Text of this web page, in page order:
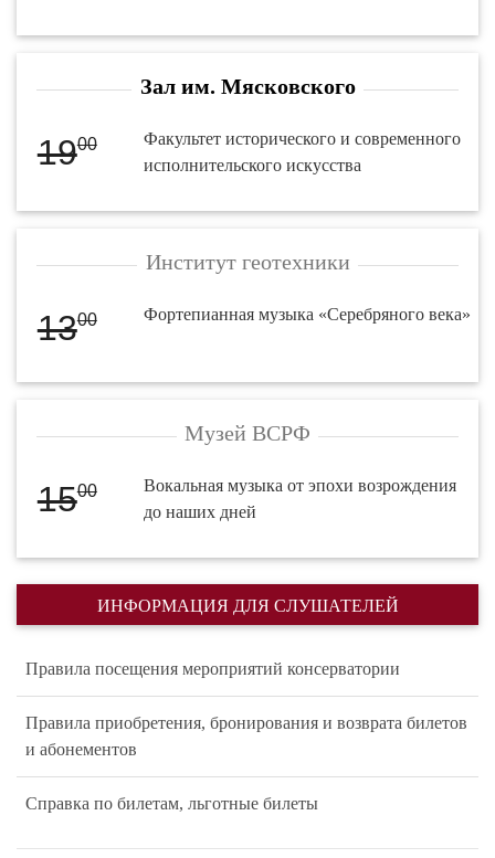
Зал им. Мясковского
1900
Факультет исторического и современного
исполнительского искусства
Институт геотехники
1300 Фортепианная музыка «Серебряного века»
Музей ВСРФ
1500
Вокальная музыка от эпохи возрождения
до наших дней
ИНФОРМАЦИЯ ДЛЯ СЛУШАТЕЛЕЙ
Правила посещения мероприятий консерватории
Правила приобретения, бронирования и возврата билетов
и абонементов
Справка по билетам, льготные билеты